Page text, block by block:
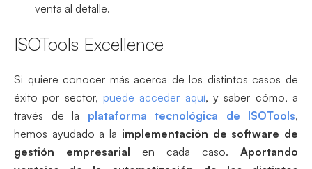
venta al detalle.
ISOTools Excellence
Si quiere conocer más acerca de los distintos casos de
éxito por sector, puede acceder aquí, y saber cómo, a
través de la plataforma tecnológica de ISOTools,
hemos ayudado a la implementación de software de
gestión empresarial en cada caso. Aportando